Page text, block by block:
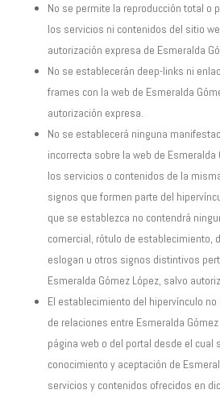
No se permite la reproducción total o
los servicios ni contenidos del sitio
autorización expresa de Esmeralda
No se establecerán deep-links ni
frames con la web de Esmeralda
autorización expresa.
No se establecerá ninguna
incorrecta sobre la web de Esmeralda
los servicios o contenidos de la
signos que formen parte del
que se establezca no contendrá
comercial, rótulo de establecimiento,
eslogan u otros signos distintivos
Esmeralda Gómez López, salvo
El establecimiento del hipervínculo
de relaciones entre Esmeralda
página web o del portal desde el cual
conocimiento y aceptación de
servicios y contenidos ofrecidos en